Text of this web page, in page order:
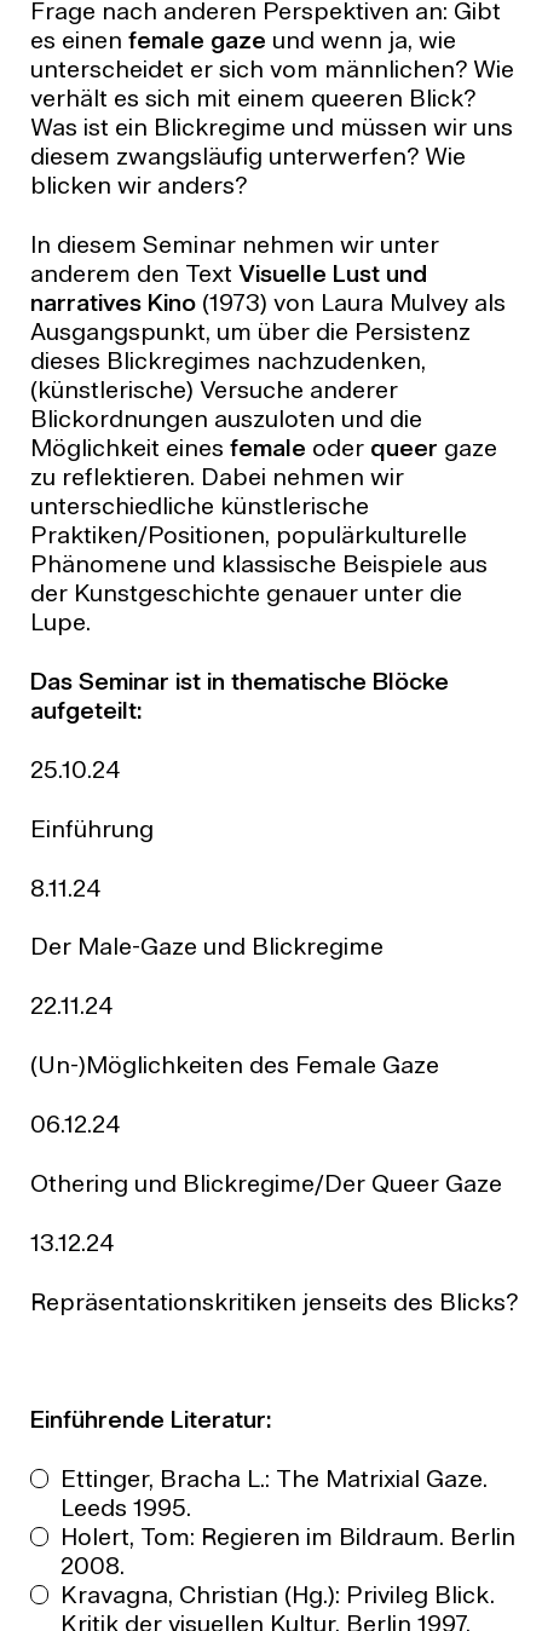
Frage nach anderen Perspektiven an: Gibt
es einen female gaze und wenn ja, wie
unterscheidet er sich vom männlichen? Wie
verhält es sich mit einem queeren Blick?
Was ist ein Blickregime und müssen wir uns
diesem zwangsläufig unterwerfen? Wie
blicken wir anders?
In diesem Seminar nehmen wir unter
anderem den Text Visuelle Lust und
narratives Kino(1973) von Laura Mulvey als
Ausgangspunkt, um über die Persistenz
dieses Blickregimes nachzudenken,
(künstlerische) Versuche anderer
Blickordnungen auszuloten und die
Möglichkeit eines female oder queer gaze
zu reflektieren. Dabei nehmen wir
unterschiedliche künstlerische
Praktiken/Positionen, populärkulturelle
Phänomene und klassische Beispiele aus
der Kunstgeschichte genauer unter die
Lupe.
Das Seminar ist in thematische Blöcke
aufgeteilt:
25.10.24
Einführung
8.11.24
Der Male-Gaze und Blickregime
22.11.24
(Un-)Möglichkeiten des Female Gaze
06.12.24
Othering und Blickregime/Der Queer Gaze
13.12.24
Repräsentationskritiken jenseits des Blicks?
Einführende Literatur:
Ettinger, Bracha L.: The Matrixial Gaze.
Leeds 1995.
Holert, Tom: Regieren im Bildraum. Berlin
2008.
Kravagna, Christian (Hg.): Privileg Blick.